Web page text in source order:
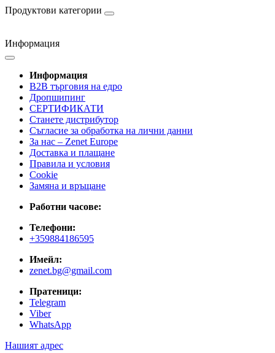
Продуктови категории
Информация
Информация
B2B търговия на едро
Дропшипинг
СЕРТИФИКАТИ
Станете дистрибутор
Съгласие за обработка на лични данни
За нас – Zenet Europe
Доставка и плащане
Правила и условия
Cookie
Замяна и връщане
Работни часове:
Телефони:
+359884186595
Имейл:
zenet.bg@gmail.com
Пратеници:
Telegram
Viber
WhatsApp
Нашият адрес